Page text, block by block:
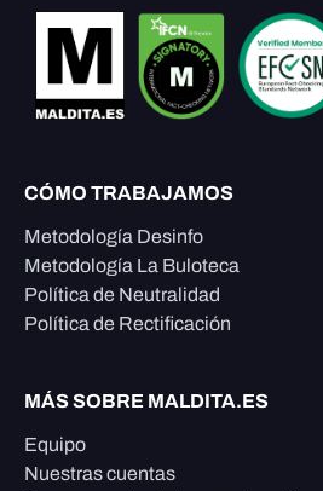
CÓMO TRABAJAMOS
Metodología Desinfo
Metodología La Buloteca
Política de Neutralidad
Política de Rectificación
MÁS SOBRE MALDITA.ES
Equipo
Nuestras cuentas